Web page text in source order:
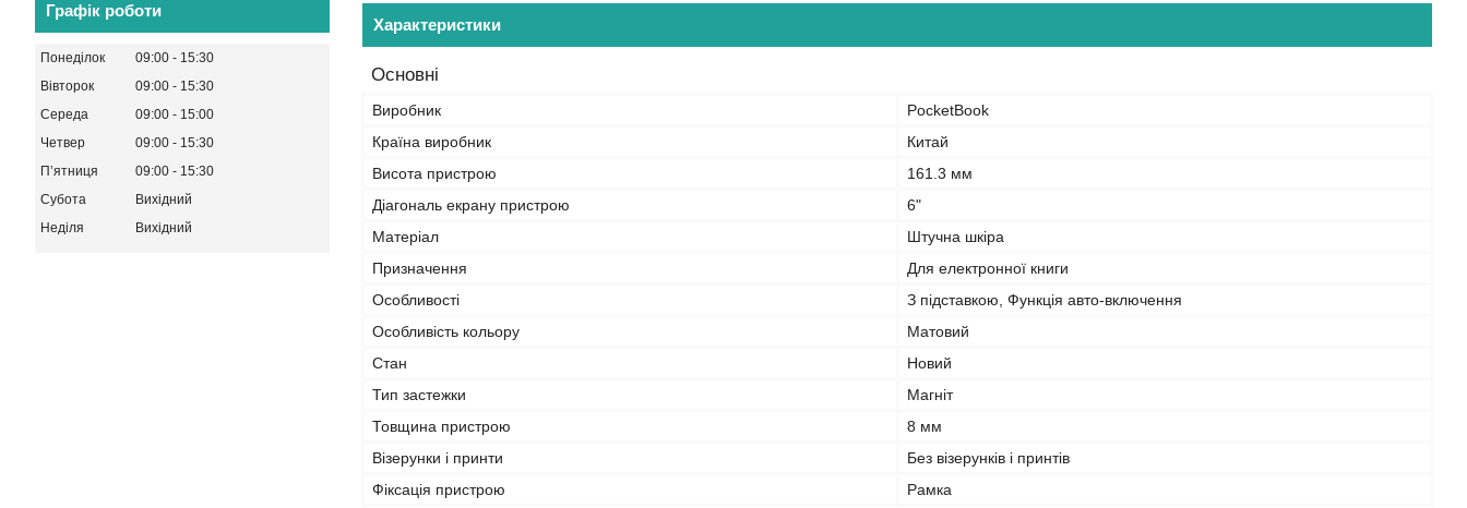
Характеристики
Основні
Виробник
PocketBook
Країна виробник
Китай
Висота пристрою
161.3 мм
Діагональ екрану пристрою
6"
Матеріал
Штучна шкіра
Призначення
Для електронної книги
Особливості
З підставкою, Функція авто-включення
Особливість кольору
Матовий
Стан
Новий
Тип застежки
Магніт
Товщина пристрою
8 мм
Візерунки і принти
Без візерунків і принтів
Фіксація пристрою
Рамка
Графік роботи
Понеділок 09:00
15:30
Вівторок
09:00
15:30
Середа
09:00
15:00
Четвер
09:00
15:30
Пʼятниця
09:00
15:30
Субота
Вихідний
Неділя
Вихідний